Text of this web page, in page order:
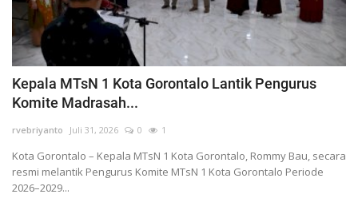
Syarat dan Ketentuan
Aplikasi
Pengumuman
Layanan Publik
Whistleblowing System
Tentang Kami
Kepala MTsN 1 Kota Gorontalo Lantik Pengurus
Komite Madrasah...
rvebriyanto Juli 31, 2026 0 1
Kota Gorontalo – Kepala MTsN 1 Kota Gorontalo, Rommy Bau, secara
resmi melantik Pengurus Komite MTsN 1 Kota Gorontalo Periode
2026–2029...